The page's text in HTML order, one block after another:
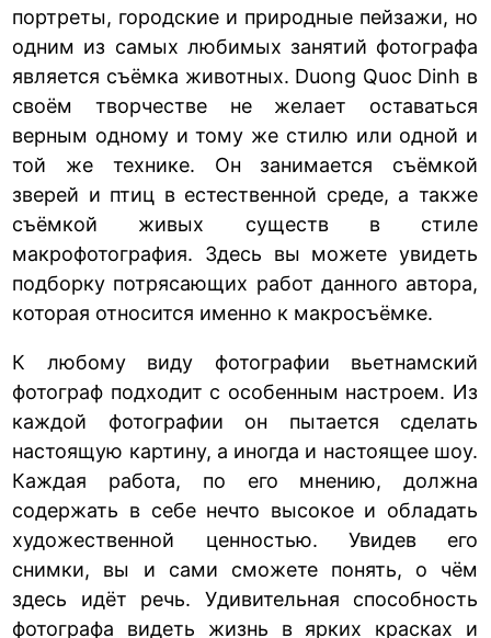
портреты, городские и природные пейзажи, но
одним из самых любимых занятий фотографа
является съёмка животных. Duong Quoc Dinh в
своём творчестве не желает оставаться
верным одному и тому же стилю или одной и
той же технике. Он занимается съёмкой
зверей и птиц в естественной среде, а также
съёмкой живых существ в стиле
макрофотография. Здесь вы можете увидеть
подборку потрясающих работ данного автора,
которая относится именно к макросъёмке.
К любому виду фотографии вьетнамский
фотограф подходит с особенным настроем. Из
каждой фотографии он пытается сделать
настоящую картину, а иногда и настоящее шоу.
Каждая работа, по его мнению, должна
содержать в себе нечто высокое и обладать
художественной ценностью. Увидев его
снимки, вы и сами сможете понять, о чём
здесь идёт речь. Удивительная способность
фотографа видеть жизнь в ярких красках и